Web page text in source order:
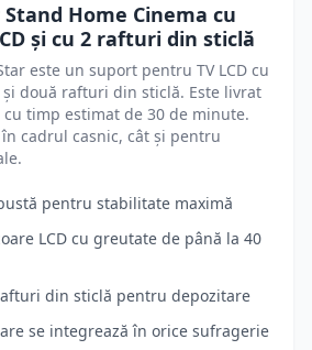
Home Cinema cu
şi cu 2 rafturi din sticlă
este un suport pentru TV LCD cu
două rafturi din sticlă. Este livrat
timp estimat de 30 de minute.
cadrul casnic, cât și pentru
pentru stabilitate maximă
LCD cu greutate de până la 40
din sticlă pentru depozitare
se integrează în orice sufragerie